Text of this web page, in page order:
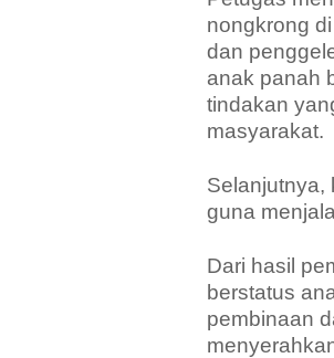
nongkrong
dan
anak panah
tindakan
masyarakat.
Selanjutnya,
guna
Dari hasil
berstatus
pembinaan